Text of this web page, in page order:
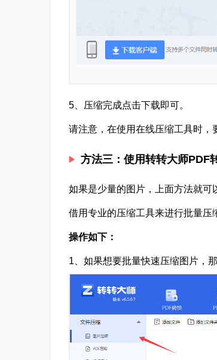
5、压缩完成点击下载即可。
请注意，在使用在线压缩工具时，
方法三：使用转转大师PDF
如果是少量的图片，上面方法就
借用专业的压缩工具来进行批量压
操作如下：
1、如果想要批量快速压缩图片，